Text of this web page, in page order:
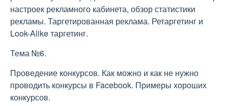
настроек рекламного кабинета, обзор статистики
рекламы. Таргетированная реклама. Ретаргетинг и
Look-Alike таргетинг.
Тема №6.
Проведение конкурсов. Как можно и как не нужно
проводить конкурсы в Facebook. Примеры хороших
конкурсов.